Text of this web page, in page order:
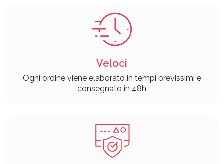
Veloci
Ogni ordine viene elaborato in tempi brevissimi e
consegnato in 48h